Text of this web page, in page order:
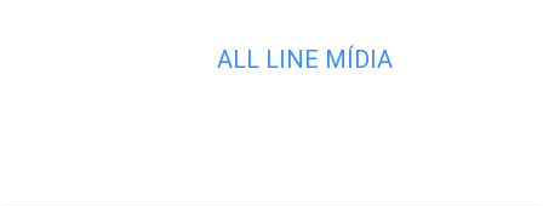
ALL LINE MÍDIA